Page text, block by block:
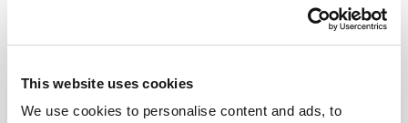
This website uses cookies
We use cookies to personalise content and ads, to